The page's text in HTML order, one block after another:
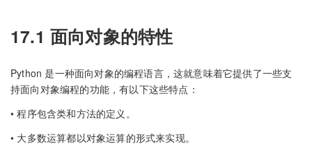
17.1 面向对象的特性
Python 是一种面向对象的编程语言，这就意味着它提供了一些支
持面向对象编程的功能，有以下这些特点：
• 程序包含类和方法的定义。
• 大多数运算都以对象运算的形式来实现。